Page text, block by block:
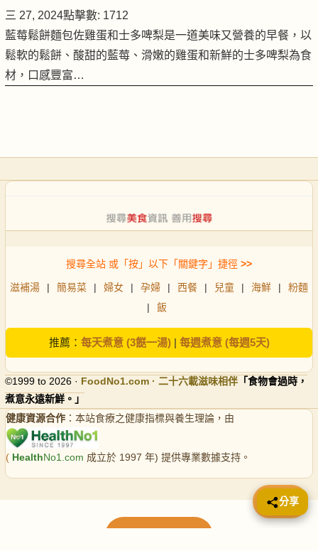
三 27, 2024點擊數: 1712
藍莓鬆餅麵包佐雞蛋和士多啤梨是一道美味又營養的早餐，以
鬆軟的鬆餅、酸甜的藍莓、滑嫩的雞蛋和新鮮的士多啤梨為食
材，口感豐富…
搜尋全站 或「按」以下「關鍵字」捷徑 >>
滋補湯 | 簡易菜 | 婦女 | 孕婦 | 西餐 | 兒童 | 海鮮 |
粉麵
|
飯
推薦： 每天煮意 (3餸一湯)| 每週煮意 (每週5天)
©1999 to 2026 · FoodNo1.com · 二十六載滋味相伴 「食物會過時，
煮意永遠新鮮。」
健康資源合作 ：本站食療之健康指標與養生理論，由
( HealthNo1.com 成立於 1997 年) 提供專業數據支持。
📤 分享
分享